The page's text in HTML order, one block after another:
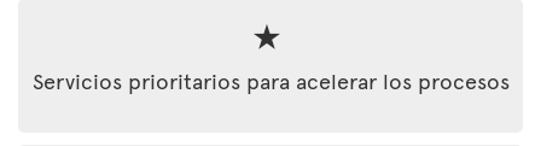
Servicios prioritarios para acelerar los procesos